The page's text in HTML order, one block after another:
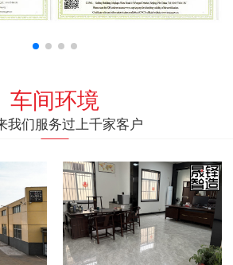
车间环境
我们服务过上千家客户